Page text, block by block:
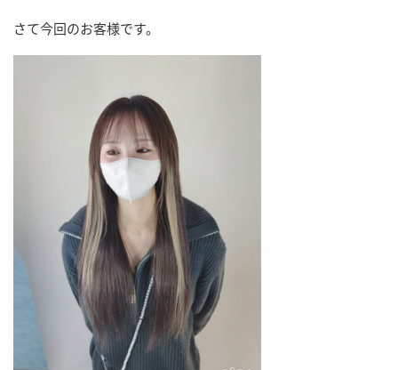
さて今回のお客様です。